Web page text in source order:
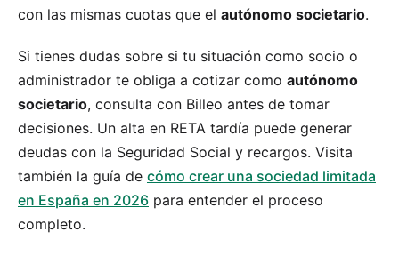
con las mismas cuotas que el autónomo societario.
Si tienes dudas sobre si tu situación como socio o
administrador te obliga a cotizar como autónomo
societario, consulta con Billeo antes de tomar
decisiones. Un alta en RETA tardía puede generar
deudas con la Seguridad Social y recargos. Visita
también la guía de cómo crear una sociedad limitada
en España en 2026 para entender el proceso
completo.